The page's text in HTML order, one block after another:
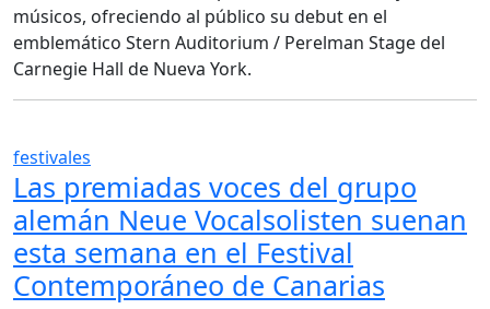
músicos, ofreciendo al público su debut en el
emblemático Stern Auditorium / Perelman Stage del
Carnegie Hall de Nueva York.
festivales
Las premiadas voces del grupo
alemán Neue Vocalsolisten suenan
esta semana en el Festival
Contemporáneo de Canarias